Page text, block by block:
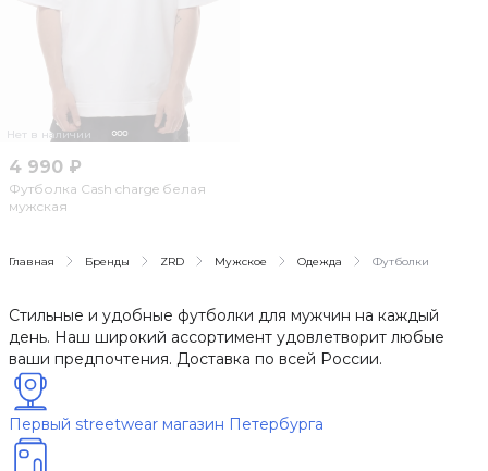
Нет в наличии
4 990 ₽
Футболка Cash charge белая
мужская
Главная Бренды ZRD Мужское Одежда Футболки
Стильные и удобные футболки для мужчин на каждый
день. Наш широкий ассортимент удовлетворит любые
ваши предпочтения. Доставка по всей России.
Первый streetwear магазин Петербурга